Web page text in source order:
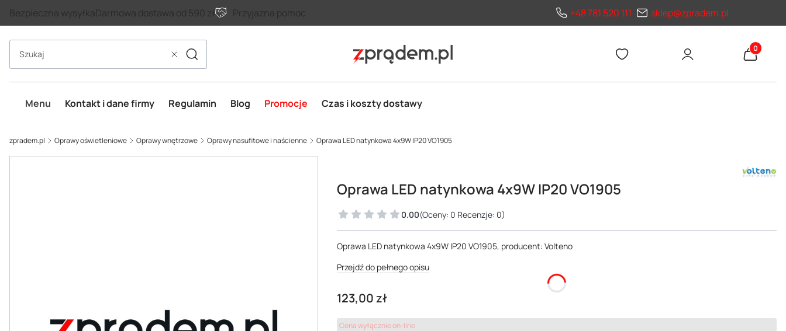
Bezpieczna wysyłkaDarmowa dostawa od 590 zł Przyjazna pomoc +48 781 520 111 sklep@zpradem.pl
WyczyśćSzukaj Produkty
Menu Kontakt i dane firmy Regulamin Blog Promocje Czas i koszty dostawy
zpradem.pl Oprawy oświetleniowe Oprawy wnętrzowe Oprawy nasufitowe i naścienne Oprawa LED natynkowa 4x9W IP20 VO1905
Oprawa LED natynkowa 4x9W IP20 VO1905
0.00(Oceny: 0 Recenzje: 0)
Oprawa LED natynkowa 4x9W IP20 VO1905, producent: Volteno
Przejdź do pełnego opisu
Cena
123,00 zł
Cena wyłącznie on-line